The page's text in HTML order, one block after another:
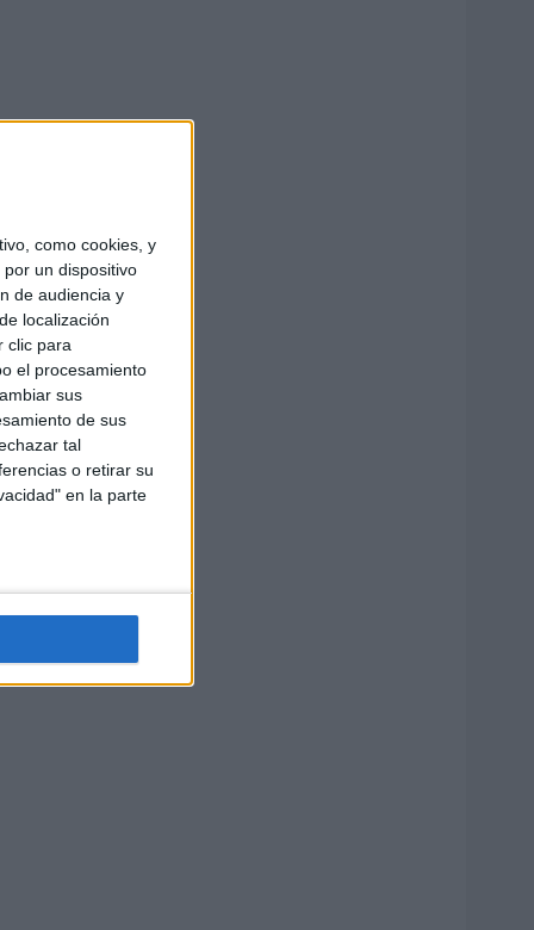
como cookies, y
un dispositivo
de audiencia y
localización
clic para
el procesamiento
sus
de sus
tal
o retirar su
en la parte